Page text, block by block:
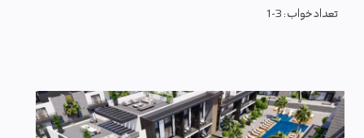
تعداد خواب :1-3